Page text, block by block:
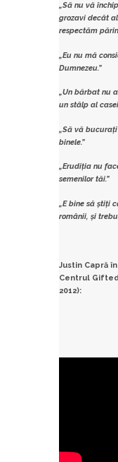
„Să nu vă
grozavi decât
respectăm
„Eu nu mă
Dumnezeu.”
„Un bărbat nu
un stâlp al
„Să vă
binele.”
„Erudiția nu
semenilor tăi.”
„E bine să știți
românii, și
Justin Capră
Centrul
2012):